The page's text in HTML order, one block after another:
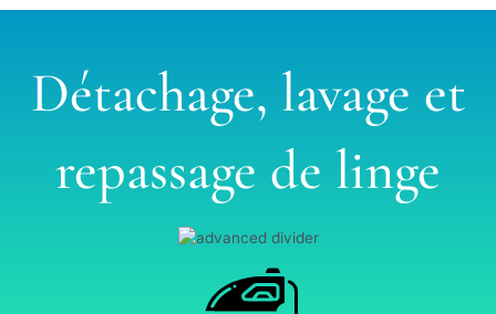
Détachage, lavage et
repassage de linge